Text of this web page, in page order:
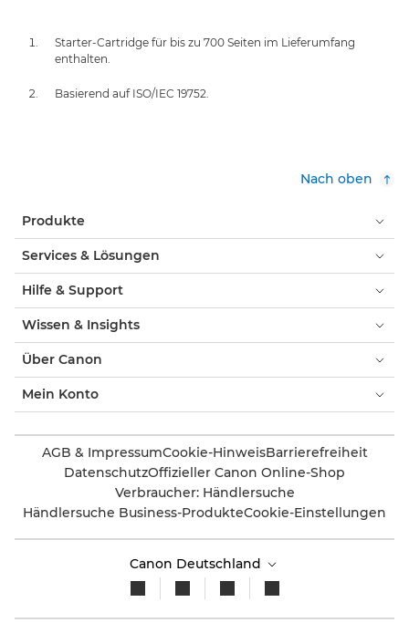
Starter-Cartridge für bis zu 700 Seiten im Lieferumfang
enthalten.
Basierend auf ISO/IEC 19752.
Nach oben
Produkte
Services & Lösungen
Hilfe & Support
Wissen & Insights
Über Canon
Mein Konto
AGB & ImpressumCookie-HinweisBarrierefreiheit
DatenschutzOffizieller Canon Online-Shop
Verbraucher: Händlersuche
Händlersuche Business-ProdukteCookie-Einstellungen
Canon Deutschland